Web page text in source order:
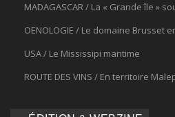
MADAGASCAR / La « Grande île »
OENOLOGIE / Le domaine Brusset
USA / Le Mississipi maritime
ROUTE DES VINS / En territoire